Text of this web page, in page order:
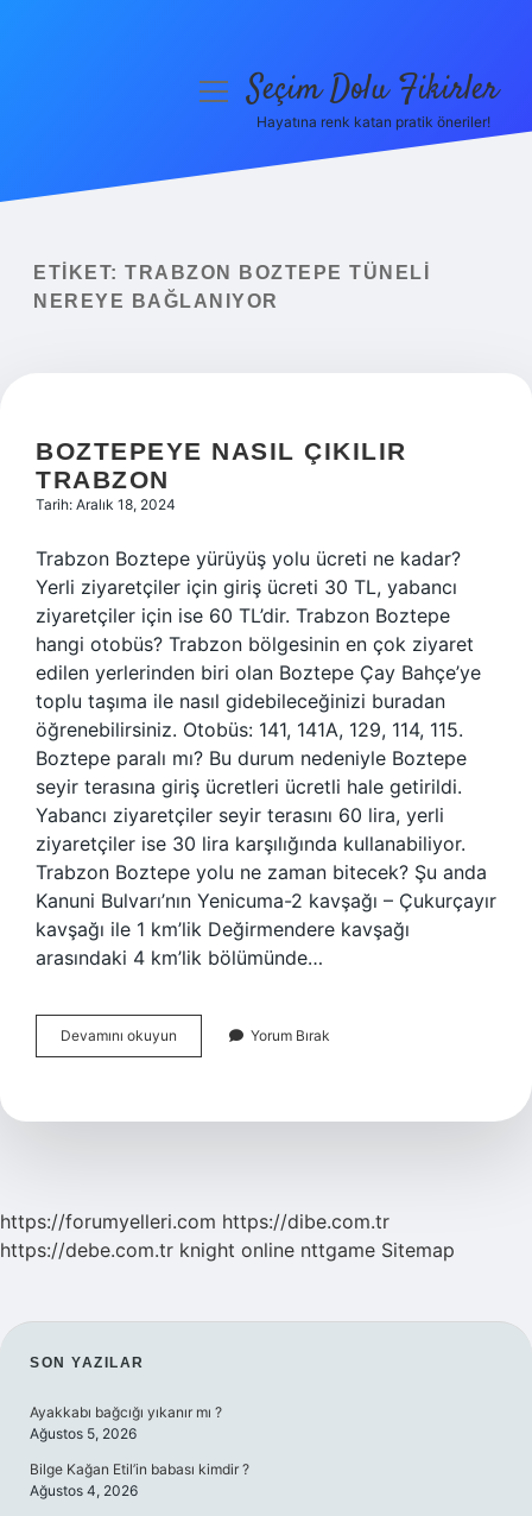
Yasal Uyarı
menüyüSeçim Dolu Fikirler
Hayatına renk katan pratik öneriler!
ETIKET: TRABZON BOZTEPE TÜNELI
NEREYE BAĞLANIYOR
BOZTEPEYE NASIL ÇIKILIR
TRABZON
Tarih: Aralık 18, 2024
Trabzon Boztepe yürüyüş yolu ücreti ne kadar?
Yerli ziyaretçiler için giriş ücreti 30 TL, yabancı
ziyaretçiler için ise 60 TL’dir. Trabzon Boztepe
hangi otobüs? Trabzon bölgesinin en çok ziyaret
edilen yerlerinden biri olan Boztepe Çay Bahçe’ye
toplu taşıma ile nasıl gidebileceğinizi buradan
öğrenebilirsiniz. Otobüs: 141, 141A, 129, 114, 115.
Boztepe paralı mı? Bu durum nedeniyle Boztepe
seyir terasına giriş ücretleri ücretli hale getirildi.
Yabancı ziyaretçiler seyir terasını 60 lira, yerli
ziyaretçiler ise 30 lira karşılığında kullanabiliyor.
Trabzon Boztepe yolu ne zaman bitecek? Şu anda
Kanuni Bulvarı’nın Yenicuma-2 kavşağı – Çukurçayır
kavşağı ile 1 km’lik Değirmendere kavşağı
arasındaki 4 km’lik bölümünde…
Devamını okuyun Boztepeye
Nasıl
Yorum Bırak
https://forumyelleri.com https://dibe.com.tr
https://debe.com.tr knight online nttgame Sitemap
SIDEBAR
SON YAZILAR
Ayakkabı bağcığı yıkanır mı ?
Ağustos 5, 2026
Bilge Kağan Etil’in babası kimdir ?
Ağustos 4, 2026